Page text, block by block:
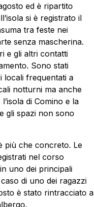
ed è ripartito
si è registrato il
tra feste nei
senza mascherina.
e gli altri contatti
Sono stati
locali frequentati a
notturni ma anche
di Comino e la
gli spazi non sono
più che concreto. Le
nel corso
uno dei principali
di uno dei ragazzi
è stato rintracciato a